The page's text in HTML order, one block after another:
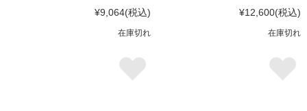
¥9,064(税込)
在庫切れ
¥12,600(税込)
在庫切れ